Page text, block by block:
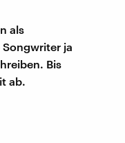
als
ja
Bis
ab.